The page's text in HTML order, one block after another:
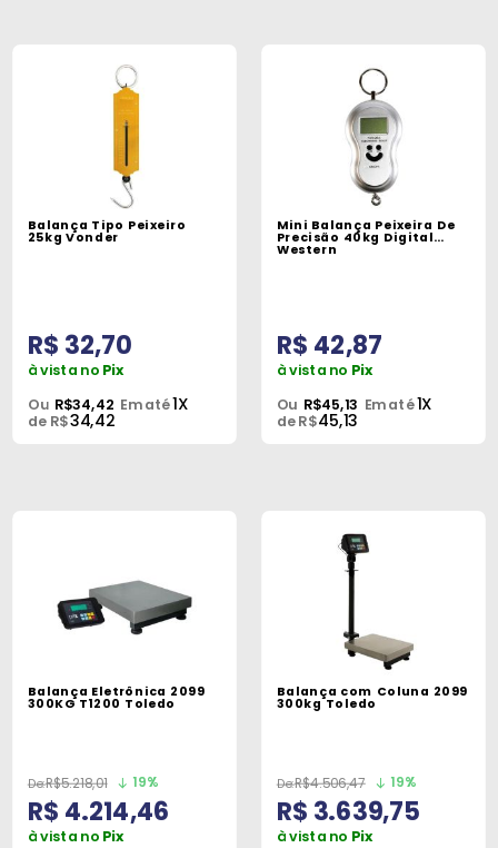
Pneumáticos
Peças
Oficina
Mecânica
Balança Tipo Peixeiro
25kg Vonder
R$ 32,70
à vista no Pix
Ou R$34,42 Em até1X
de R$34,42
Mini Balança Peixeira De
Precisão 40kg Digital
Western
R$ 42,87
à vista no Pix
Ou R$45,13 Em até1X
de R$45,13
Balança Eletrônica 2099
300KG T1200 Toledo
R$5.218,01 19%
R$ 4.214,46
à vista no Pix
Balança com Coluna 2099
300kg Toledo
R$4.506,47 19%
R$ 3.639,75
à vista no Pix